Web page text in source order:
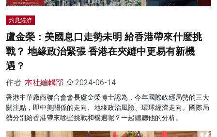
灼見經濟
盧金榮：美國息口走勢未明 給香港帶來什麼挑
戰？ 地緣政治緊張 香港在夾縫中更易有新機
遇？
作者: 本社編輯部 2024-06-14
香港中華廠商聯合會會長盧金榮博士認為，今年國際政經局勢的三大
關注點，即中美關係的走向、地緣政治風險、環球經濟走向。國際局
勢分別給香港帶來哪些挑戰和機遇呢？一起聽聽他的分析。